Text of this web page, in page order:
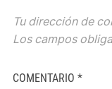
Tu dirección de
Los campos
COMENTARIO *